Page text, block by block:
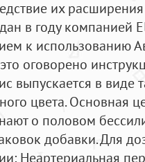
их
в году компанией
к использованию
оговорено
выпускается в виде
цвета. Основная
о половом
добавки. Для
Неартериальная